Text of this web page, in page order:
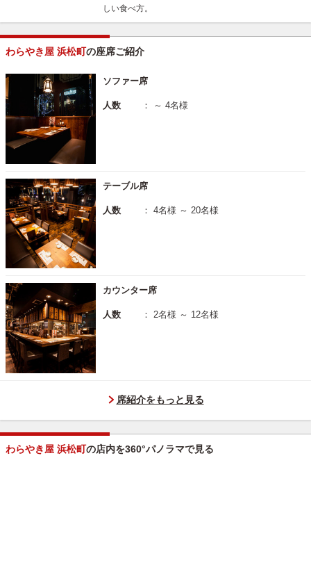
しい食べ方。
わらやき屋 浜松町の座席ご紹介
ソファー席
人数 ： ～ 4名様
テーブル席
人数 ： 4名様 ～ 20名様
カウンター席
人数 ： 2名様 ～ 12名様
席紹介をもっと見る
わらやき屋 浜松町の店内を360°パノラマで見る